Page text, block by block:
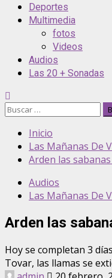
Deportes
Multimedia
fotos
Videos
Audios
Las 20 + Sonadas
Buscar:
Inicio
Las Mañanas De
Arden las
Audios
Las Mañanas De
Arden las
Hoy se completan 3
Tovar, las llamas se